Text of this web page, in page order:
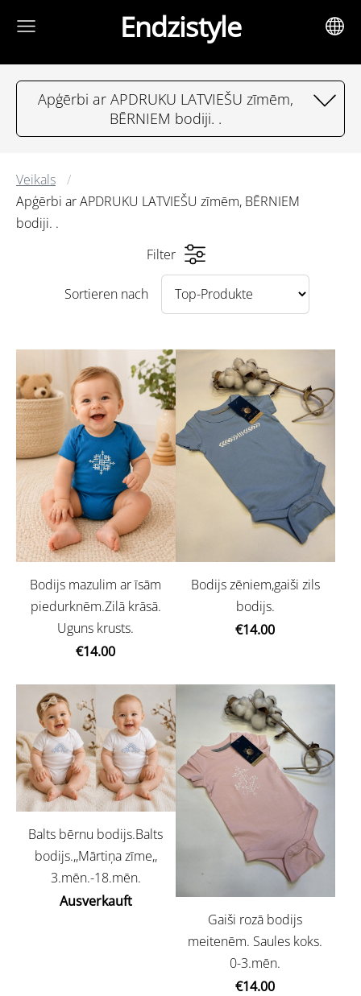
Endzistyle
Apģērbi ar APDRUKU LATVIEŠU zīmēm,
BĒRNIEM bodiji. .
Veikals
Apģērbi ar APDRUKU LATVIEŠU zīmēm, BĒRNIEM
bodiji. .
Filter
Sortieren nach
Bodijs mazulim ar īsām
piedurknēm.Zilā krāsā.
Uguns krusts.
€14.00
Bodijs zēniem,gaiši zils
bodijs.
€14.00
Balts bērnu bodijs.Balts
bodijs.,,Mārtiņa zīme,,
3.mēn.-18.mēn.
Ausverkauft
Gaiši rozā bodijs
meitenēm. Saules koks.
0-3.mēn.
€14.00